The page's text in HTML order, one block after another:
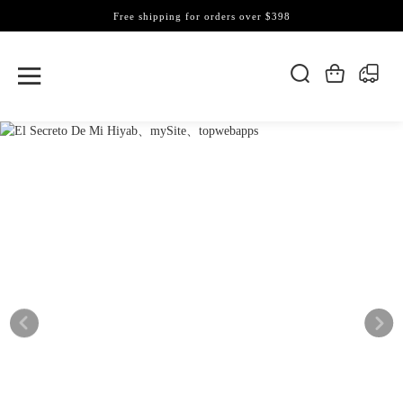
Free shipping for orders over $398